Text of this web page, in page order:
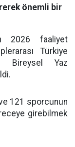
önemli bir
2026 faaliyet
Türkiye
Bireysel Yaz
121 sporcunun
girebilmek